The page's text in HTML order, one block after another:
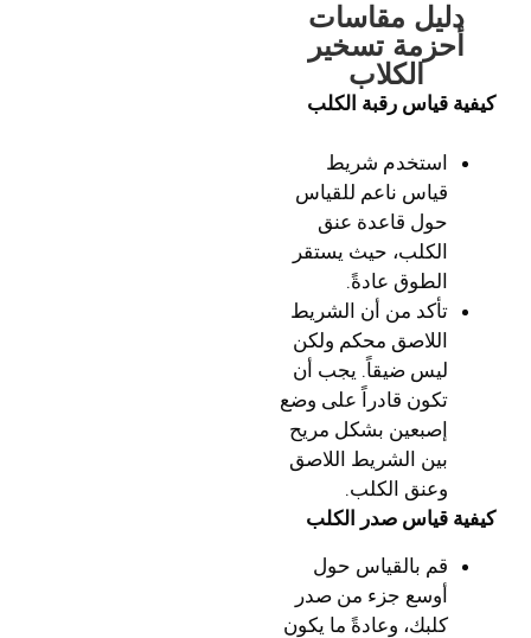
دليل مقاسات
أحزمة تسخير
الكلاب
كيفية قياس رقبة الكلب
استخدم شريط
قياس ناعم للقياس
حول قاعدة عنق
الكلب، حيث يستقر
الطوق عادةً.
تأكد من أن الشريط
اللاصق محكم ولكن
ليس ضيقاً. يجب أن
تكون قادراً على وضع
إصبعين بشكل مريح
بين الشريط اللاصق
وعنق الكلب.
كيفية قياس صدر الكلب
قم بالقياس حول
أوسع جزء من صدر
كلبك، وعادةً ما يكون